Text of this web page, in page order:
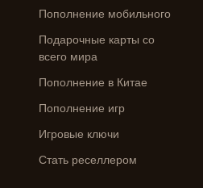
Пополнение мобильного
Подарочные карты со
всего мира
Пополнение в Китае
Пополнение игр
Игровые ключи
Стать реселлером